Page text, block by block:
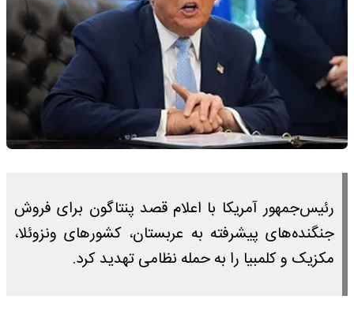
رئیس‌جمهور آمریکا با اعلام قصد پنتاگون برای فروش
جنگنده‌های پیشرفته به عربستان، کشورهای ونزوئلا،
مکزیک و کلمبیا را به حمله نظامی تهدید کرد.